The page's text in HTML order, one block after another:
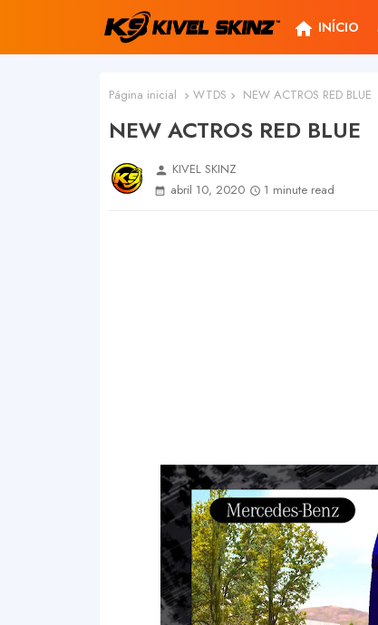
home INÍCIO
Página inicial WTDS NEW ACTROS RED BLUE
NEW ACTROS RED BLUE
person KIVEL SKINZ
abril 10, 2020
1 minute read